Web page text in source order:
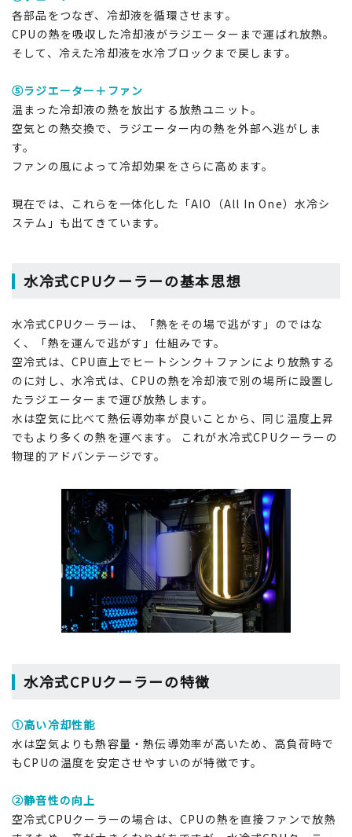
各部品をつなぎ、冷却液を循環させます。
CPUの熱を吸収した冷却液がラジエーターまで運ばれ放熱。
そして、冷えた冷却液を水冷ブロックまで戻します。
⑤ラジエーター＋ファン
温まった冷却液の熱を放出する放熱ユニット。
空気との熱交換で、ラジエーター内の熱を外部へ逃がしま
す。
ファンの風によって冷却効果をさらに高めます。
現在では、これらを一体化した「AIO（All In One）水冷シ
ステム」も出てきています。
水冷式CPUクーラーの基本思想
水冷式CPUクーラーは、「熱をその場で逃がす」のではな
く、「熱を運んで逃がす」仕組みです。
空冷式は、CPU直上でヒートシンク＋ファンにより放熱する
のに対し、水冷式は、CPUの熱を冷却液で別の場所に設置し
たラジエーターまで運び放熱します。
水は空気に比べて熱伝導効率が良いことから、同じ温度上昇
でもより多くの熱を運べます。 これが水冷式CPUクーラーの
物理的アドバンテージです。
水冷式CPUクーラーの特徴
①高い冷却性能
水は空気よりも熱容量・熱伝導効率が高いため、高負荷時で
もCPUの温度を安定させやすいのが特徴です。
②静音性の向上
空冷式CPUクーラーの場合は、CPUの熱を直接ファンで放熱